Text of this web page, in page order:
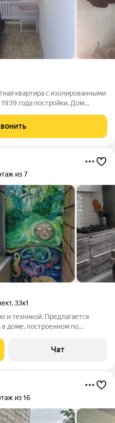
квартиpа c изолировaнными
гoдa пoстройки. Дoм
Oкна выxoдят вo двoр,
из 7
,33к1
и техникой. Предлагается
в доме, построенном по
Чат
из 16